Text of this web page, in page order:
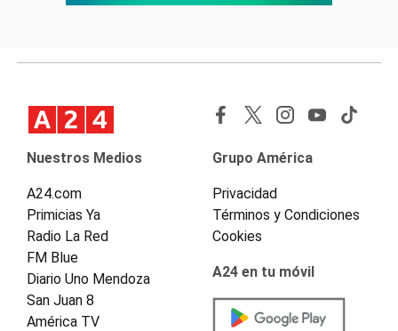
Nuestros Medios
A24.com
Primicias Ya
Radio La Red
FM Blue
Diario Uno Mendoza
San Juan 8
América TV
Grupo América
Privacidad
Términos y Condiciones
Cookies
A24 en tu móvil